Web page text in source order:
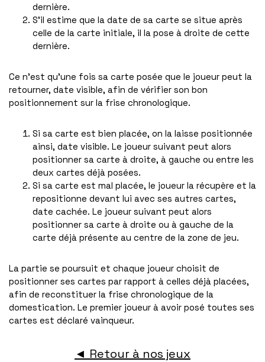
dernière.
S’il estime que la date de sa carte se situe après
celle de la carte initiale, il la pose à droite de cette
dernière.
Ce n’est qu’une fois sa carte posée que le joueur peut la
retourner, date visible, afin de vérifier son bon
positionnement sur la frise chronologique.
Si sa carte est bien placée, on la laisse positionnée
ainsi, date visible. Le joueur suivant peut alors
positionner sa carte à droite, à gauche ou entre les
deux cartes déjà posées.
Si sa carte est mal placée, le joueur la récupère et la
repositionne devant lui avec ses autres cartes,
date cachée. Le joueur suivant peut alors
positionner sa carte à droite ou à gauche de la
carte déjà présente au centre de la zone de jeu.
La partie se poursuit et chaque joueur choisit de
positionner ses cartes par rapport à celles déjà placées,
afin de reconstituer la frise chronologique de la
domestication. Le premier joueur à avoir posé toutes ses
cartes est déclaré vainqueur.
◄ Retour à nos jeux